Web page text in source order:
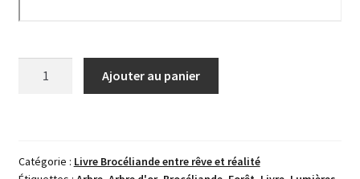
Brocéliande
Ajouter au panier
Catégorie : Livre Brocéliande entre rêve et réalité